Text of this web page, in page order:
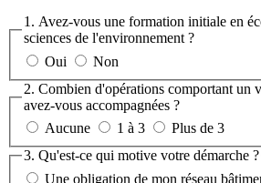
1. Avez-vous une formation initiale en
sciences de l'environnement ?
Oui
Non
2. Combien d'opérations comportant un
avez-vous accompagnées ?
Aucune
1 à 3
Plus de 3
3. Qu'est-ce qui motive votre démarche ?
Une obligation de mon réseau